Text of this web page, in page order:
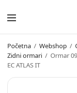
Početna / Webshop /
Zidni ormari / Ormar
EC ATLAS IT